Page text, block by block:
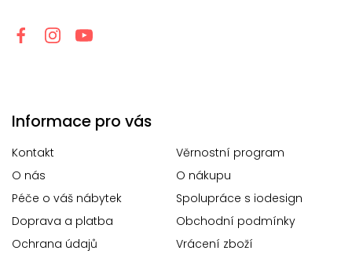
Informace pro vás
Kontakt
Věrnostní program
O nás
O nákupu
Péče o váš nábytek
Spolupráce s iodesign
Doprava a platba
Obchodní podmínky
Ochrana údajů
Vrácení zboží